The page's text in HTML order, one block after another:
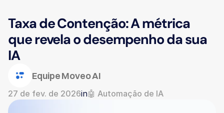
Taxa de Contenção: A métrica
que revela o desempenho da sua
IA
Equipe Moveo AI
27 de fev. de 2026in🤖 Automação de IA